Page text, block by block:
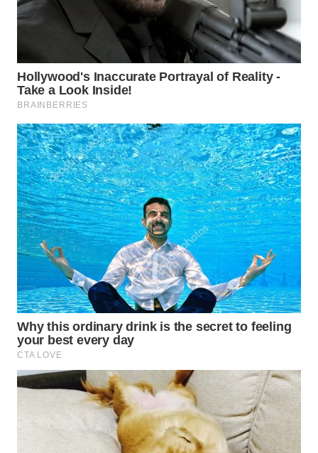
WAHANA
WAHANA
ADVOKAT
WAHANA
INFRASTRUKTUR
WAHANA
KONSUMEN
WAHANA
LISTRIK
WAHANA
TRAVEL
WAHANA
TV
WAHANANEWS
WAHANANEWS